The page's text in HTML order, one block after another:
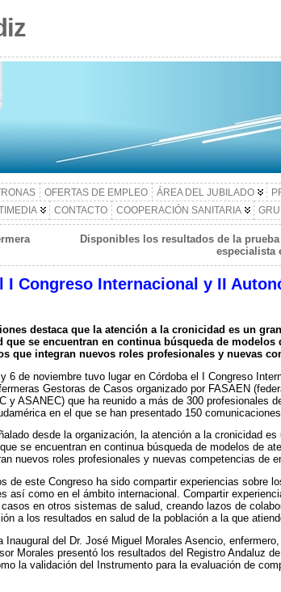
OFERTAS DE EMPLEO ÁREA DEL JUBILADO
CONTACTO COOPERACIÓN SANITARIA
Disponibles los resultados de la
especialista
I Congreso Internacional y II
destaca que la atención a la cronicidad es un
que se encuentran en continua búsqueda de modelos
que integran nuevos roles profesionales y nuevas
6 de noviembre tuvo lugar en Córdoba el I Congreso
Gestoras de Casos organizado por FASAEN
y ASANEC) que ha reunido a más de 300 profesionales
en el que se han presentado 150 comunicaciones.
desde la organización, la atención a la cronicidad
se encuentran en continua búsqueda de modelos de
nuevos roles profesionales y nuevas competencias de
de este Congreso ha sido compartir experiencias sobre
así como en el ámbito internacional. Compartir
en otros sistemas de salud, creando lazos de
a los resultados en salud de la población a la que
del Dr. José Miguel Morales Asencio,
Morales presentó los resultados del Registro Andaluz
la validación del Instrumento para la evaluación de